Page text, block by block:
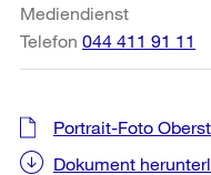
Mediendienst
Telefon 044 411 91 11
Portrait-Foto
Dokument